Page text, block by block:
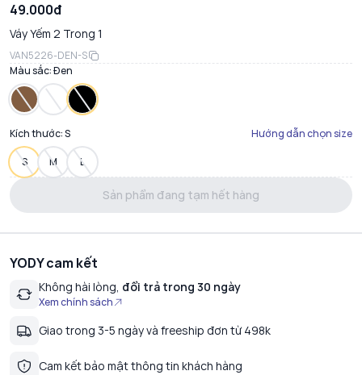
49.000đ
Váy Yếm 2 Trong 1
VAN5226-DEN-S
Màu sắc:Đen
Kích thước:S Hướng dẫn chọn size
S M L
Sản phẩm đang tạm hết hàng
YODY cam kết
Không hài lòng, đổi trả trong 30 ngày
Xem chính sách
Giao trong 3-5 ngày và freeship đơn từ 498k
Cam kết bảo mật thông tin khách hàng